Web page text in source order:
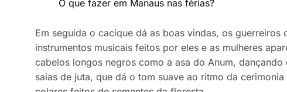
O que fazer em Manaus nas férias?
Em seguida o cacique dá as boas vindas, os
instrumentos musicais feitos por eles e as mulheres
cabelos longos negros como a asa do Anum,
saias de juta, que dá o tom suave ao ritmo da